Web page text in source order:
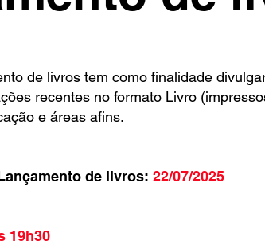
de livros tem como finalidade
recentes no formato Livro
e áreas afins.
de livros: 22/07/2025
19h30